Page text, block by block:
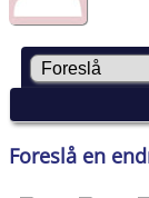
Foreslå en